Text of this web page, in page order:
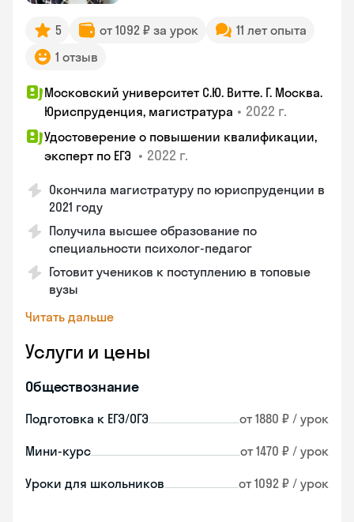
5 от 1092 ₽ за урок
11 лет опыта
1 отзыв
Московский университет С.Ю. Витте. Г. Москва.
Юриспруденция, магистратура • 2022 г.
Удостоверение о повышении квалификации,
эксперт по ЕГЭ • 2022 г.
Окончила магистратуру по юриспруденции в
2021 году
Получила высшее образование по
специальности психолог-педагог
Готовит учеников к поступлению в топовые
вузы
Читать дальше
Услуги и цены
Обществознание
Подготовка к ЕГЭ/ОГЭ от 1880 ₽ / урок
Мини-курс от 1470 ₽ / урок
Уроки для школьников от 1092 ₽ / урок